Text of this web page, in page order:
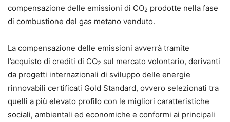
compensazione delle emissioni di CO2 prodotte nella fase
di combustione del gas metano venduto.
La compensazione delle emissioni avverrà tramite
l’acquisto di crediti di CO2 sul mercato volontario, derivanti
da progetti internazionali di sviluppo delle energie
rinnovabili certificati Gold Standard, ovvero selezionati tra
quelli a più elevato profilo con le migliori caratteristiche
sociali, ambientali ed economiche e conformi ai principali